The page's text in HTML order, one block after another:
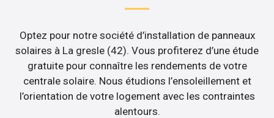
Optez pour notre société d’installation de panneaux
solaires à La gresle (42). Vous profiterez d’une étude
gratuite pour connaître les rendements de votre
centrale solaire. Nous étudions l’ensoleillement et
l’orientation de votre logement avec les contraintes
alentours.